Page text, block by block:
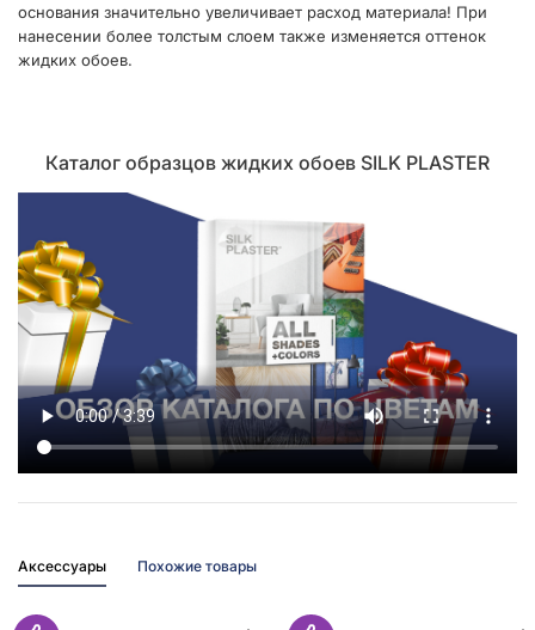
основания значительно увеличивает расход материала! При
нанесении более толстым слоем также изменяется оттенок
жидких обоев.
Каталог образцов жидких обоев SILK PLASTER
Аксессуары Похожие товары